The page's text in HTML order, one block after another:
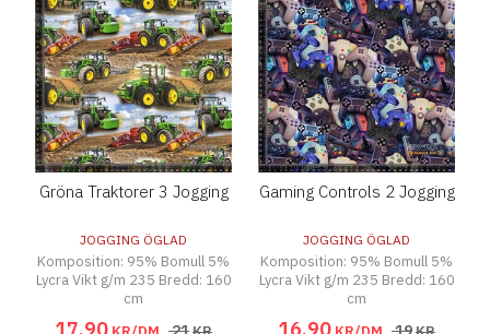
Gröna Traktorer 3 Jogging
JOGGING ÖGLAD
Komposition: 95% Bomull 5%
Lycra Vikt g/m 235 Bredd: 160
cm
Gaming Controls 2 Jogging
JOGGING ÖGLAD
Komposition: 95% Bomull 5%
Lycra Vikt g/m 235 Bredd: 160
cm